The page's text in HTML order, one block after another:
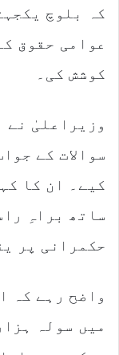
کہ بلوچ
عوامی حقوق
کوشش کی۔
وزیراعلیٰ نے
سوالات کے
کیے۔ ان کا
ساتھ براہِ
حکمرانی پر
واضح رہے کہ
میں سولہ